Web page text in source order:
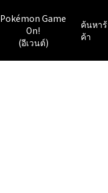
Pokémon Game
On!
(อีเวนต์)
ค้นหา
ค้า